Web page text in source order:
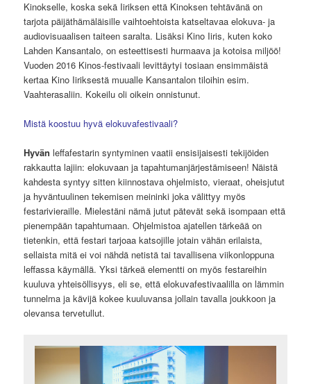
Kinokselle, koska sekä Iiriksen että Kinoksen tehtävänä on
tarjota päijäthämäläisille vaihtoehtoista katseltavaa elokuva- ja
audiovisuaalisen taiteen saralta. Lisäksi Kino Iiris, kuten koko
Lahden Kansantalo, on esteettisesti hurmaava ja kotoisa miljöö!
Vuoden 2016 Kinos-festivaali levittäytyi tosiaan ensimmäistä
kertaa Kino Iiriksestä muualle Kansantalon tiloihin esim.
Vaahterasaliin. Kokeilu oli oikein onnistunut.
Mistä koostuu hyvä elokuvafestivaali?
Hyvän leffafestarin syntyminen vaatii ensisijaisesti tekijöiden
rakkautta lajiin: elokuvaan ja tapahtumanjärjestämiseen! Näistä
kahdesta syntyy sitten kiinnostava ohjelmisto, vieraat, oheisjutut
ja hyväntuulinen tekemisen meininki joka välittyy myös
festarivieraille. Mielestäni nämä jutut pätevät sekä isompaan että
pienempään tapahtumaan. Ohjelmistoa ajatellen tärkeää on
tietenkin, että festari tarjoaa katsojille jotain vähän erilaista,
sellaista mitä ei voi nähdä netistä tai tavallisena viikonloppuna
leffassa käymällä. Yksi tärkeä elementti on myös festareihin
kuuluva yhteisöllisyys, eli se, että elokuvafestivaalilla on lämmin
tunnelma ja kävijä kokee kuuluvansa jollain tavalla joukkoon ja
olevansa tervetullut.